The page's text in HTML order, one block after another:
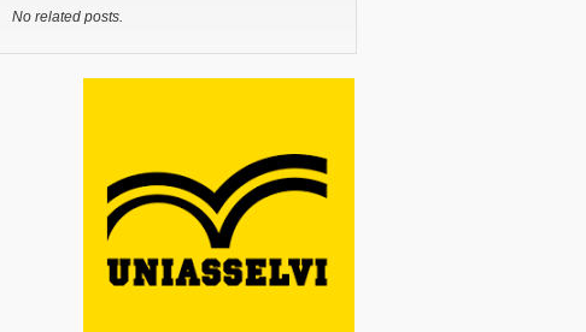
No related posts.